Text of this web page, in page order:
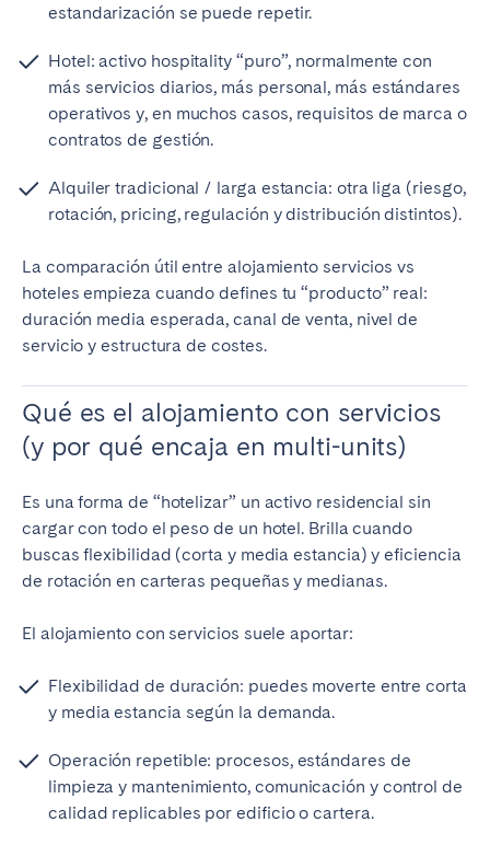
estandarización se puede repetir.
Hotel: activo hospitality “puro”, normalmente con
más servicios diarios, más personal, más estándares
operativos y, en muchos casos, requisitos de marca o
contratos de gestión.
Alquiler tradicional / larga estancia: otra liga (riesgo,
rotación, pricing, regulación y distribución distintos).
La comparación útil entre alojamiento servicios vs
hoteles empieza cuando defines tu “producto” real:
duración media esperada, canal de venta, nivel de
servicio y estructura de costes.
Qué es el alojamiento con servicios
(y por qué encaja en multi-units)
Es una forma de “hotelizar” un activo residencial sin
cargar con todo el peso de un hotel. Brilla cuando
buscas flexibilidad (corta y media estancia) y eficiencia
de rotación en carteras pequeñas y medianas.
El alojamiento con servicios suele aportar:
Flexibilidad de duración: puedes moverte entre corta
y media estancia según la demanda.
Operación repetible: procesos, estándares de
limpieza y mantenimiento, comunicación y control de
calidad replicables por edificio o cartera.